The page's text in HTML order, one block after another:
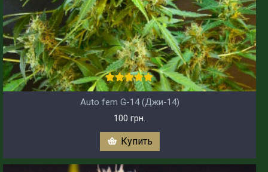
Auto fem G-14 (Джи-14)
100 грн.
Купить